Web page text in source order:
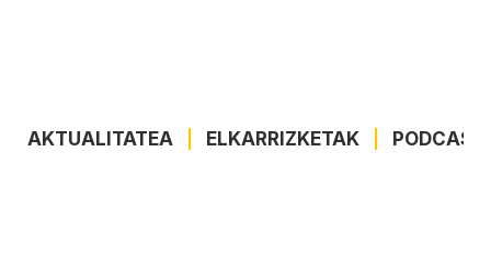
AKTUALITATEA ELKARRIZKETAK